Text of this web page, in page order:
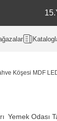
Yemek Odası